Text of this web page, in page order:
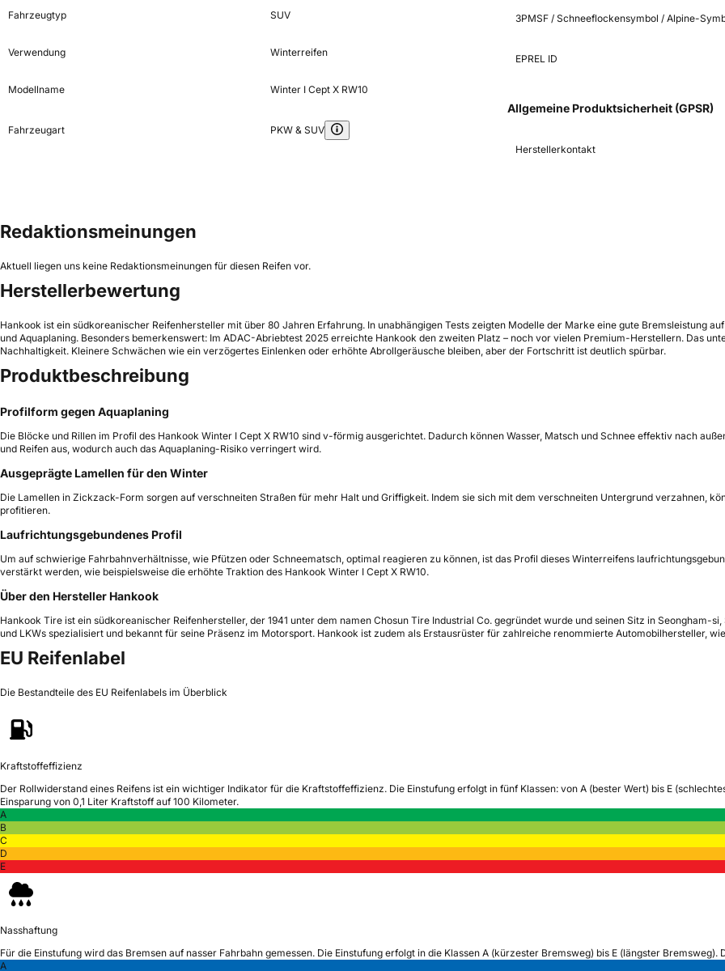
Fahrzeugtyp SUV
Verwendung Winterreifen
Modellname Winter I Cept X RW10
Fahrzeugart PKW & SUV
3PMSF / Schneeflockensymbol / Alpine-
EPREL ID
Allgemeine Produktsicherheit (GPSR)
Herstellerkontakt
Redaktionsmeinungen
Aktuell liegen uns keine Redaktionsmeinungen für diesen Reifen vor.
Herstellerbewertung
Hankook ist ein südkoreanischer Reifenhersteller mit über 80 Jahren Erfahrung. In unabhängigen Tests zeigten Modelle der Marke eine gute Bremsleistung
und Aquaplaning. Besonders bemerkenswert: Im ADAC-Abriebtest 2025 erreichte Hankook den zweiten Platz – noch vor vielen Premium-Herstellern. Das
Nachhaltigkeit. Kleinere Schwächen wie ein verzögertes Einlenken oder erhöhte Abrollgeräusche bleiben, aber der Fortschritt ist deutlich spürbar.
Produktbeschreibung
Profilform gegen Aquaplaning
Die Blöcke und Rillen im Profil des Hankook Winter I Cept X RW10 sind v-förmig ausgerichtet. Dadurch können Wasser, Matsch und Schnee effektiv nach
und Reifen aus, wodurch auch das Aquaplaning-Risiko verringert wird.
Ausgeprägte Lamellen für den Winter
Die Lamellen in Zickzack-Form sorgen auf verschneiten Straßen für mehr Halt und Griffigkeit. Indem sie sich mit dem verschneiten Untergrund verzahnen,
profitieren.
Laufrichtungsgebundenes Profil
Um auf schwierige Fahrbahnverhältnisse, wie Pfützen oder Schneematsch, optimal reagieren zu können, ist das Profil dieses Winterreifens
verstärkt werden, wie beispielsweise die erhöhte Traktion des Hankook Winter I Cept X RW10.
Über den Hersteller Hankook
Hankook Tire ist ein südkoreanischer Reifenhersteller, der 1941 unter dem namen Chosun Tire Industrial Co. gegründet wurde und seinen Sitz in Seongham-
und LKWs spezialisiert und bekannt für seine Präsenz im Motorsport. Hankook ist zudem als Erstausrüster für zahlreiche renommierte Automobilhersteller,
EU Reifenlabel
Die Bestandteile des EU Reifenlabels im Überblick
Kraftstoffeffizienz
Der Rollwiderstand eines Reifens ist ein wichtiger Indikator für die Kraftstoffeffizienz. Die Einstufung erfolgt in fünf Klassen: von A (bester Wert) bis E
Einsparung von 0,1 Liter Kraftstoff auf 100 Kilometer.
A
B
C
D
E
Nasshaftung
Für die Einstufung wird das Bremsen auf nasser Fahrbahn gemessen. Die Einstufung erfolgt in die Klassen A (kürzester Bremsweg) bis E (längster
A